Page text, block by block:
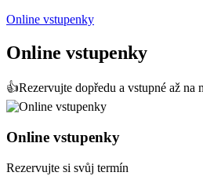
Online vstupenky
Online vstupenky
👍Rezervujte dopředu a vstupné až na
Online vstupenky
Rezervujte si svůj termín